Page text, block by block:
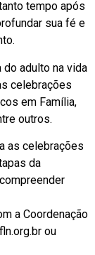
tempo após
sua fé e
do adulto na vida
celebrações
em Família,
outros.
as celebrações
da
a Coordenação
ou